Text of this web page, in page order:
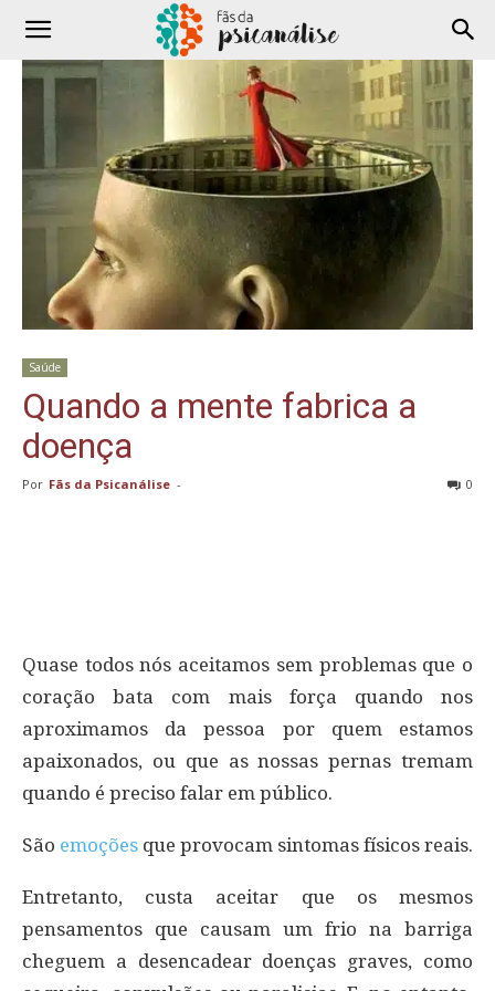
Saúde
Quando a mente fabrica a
doença
Por Fãs da Psicanálise - 0
Quase todos nós aceitamos sem problemas que o
coração bata com mais força quando nos
aproximamos da pessoa por quem estamos
apaixonados, ou que as nossas pernas tremam
quando é preciso falar em público.
São emoções que provocam sintomas físicos reais.
Entretanto, custa aceitar que os mesmos
pensamentos que causam um frio na barriga
cheguem a desencadear doenças graves, como